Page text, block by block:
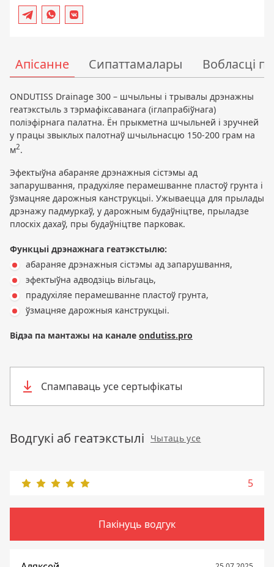
Апісанне Сипаттамалары Вобласці
ONDUTISS Drainage 300 – шчыльны і трывалы дрэнажны
геатэкстыль з тэрмафіксаванага (іглапрабіўнага)
поліэфірнага палатна. Ён прыкметна шчыльней і зручней
у працы звыклых палотнаў шчыльнасцю 150-200 грам на
м2.
Эфектыўна абараняе дрэнажныя сістэмы ад
запарушвання, прадухіляе перамешванне пластоў грунта і
ўзмацняе дарожныя канструкцыі. Ужываецца для прылады
дрэнажу падмуркаў, у дарожным будаўніцтве, прыладзе
плоскіх дахаў, пры будаўніцтве парковак.
Функцыі дрэнажнага геатэкстылю:
абараняе дрэнажныя сістэмы ад запарушвання,
эфектыўна адводзіць вільгаць,
прадухіляе перамешванне пластоў грунта,
ўзмацняе дарожныя канструкцыі.
Відэа па мантажы на канале ondutiss.pro
Спампаваць усе сертыфікаты
Водгукі аб геатэкстылі Чытаць усе
5
Пакінуць водгук